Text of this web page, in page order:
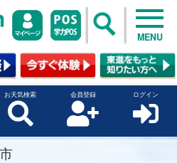
MENU
お天気検索 会員登録 ログイン